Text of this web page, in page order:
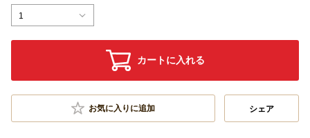
1
カートに入れる
お気に入りに追加 シェア